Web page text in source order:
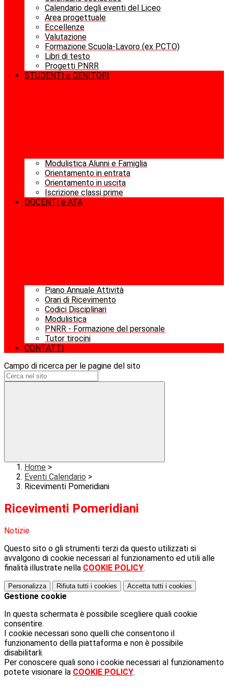
Calendario degli eventi del Liceo
Area progettuale
Eccellenze
Valutazione
Formazione Scuola-Lavoro (ex PCTO)
Libri di testo
Progetti PNRR
STUDENTI e GENITORI
Modulistica Alunni e Famiglia
Orientamento in entrata
Orientamento in uscita
Iscrizione classi prime
DOCENTI e ATA
Piano Annuale Attività
Orari di Ricevimento
Codici Disciplinari
Modulistica
PNRR - Formazione del personale
Tutor tirocini
CONTATTI
Campo di ricerca per le pagine del sito
Home >
Eventi Calendario >
Ricevimenti Pomeridiani
Ricevimenti Pomeridiani
Notizie
Questo sito o gli strumenti terzi da questo utilizzati si
avvalgono di cookie necessari al funzionamento ed utili alle
finalità illustrate nella COOKIE POLICY.
Personalizza Rifiuta tutti i cookies Accetta tutti i cookies
Gestione cookie
In questa schermata è possibile scegliere quali cookie
consentire.
I cookie necessari sono quelli che consentono il
funzionamento della piattaforma e non è possibile
disabilitarli.
Per conoscere quali sono i cookie necessari al funzionamento
potete visionare la COOKIE POLICY.